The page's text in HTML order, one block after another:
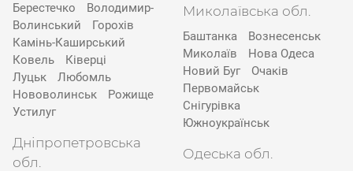
Берестечко
Володимир-
Волинський
Горохів
Камінь-Каширський
Ковель
Ківерці
Луцьк
Любомль
Нововолинськ
Рожище
Устилуг
Дніпропетровська
обл.
Миколаївська обл.
Баштанка
Вознесенськ
Миколаїв
Нова Одеса
Новий Буг
Очаків
Первомайськ
Снігурівка
Южноукраїнськ
Одеська обл.